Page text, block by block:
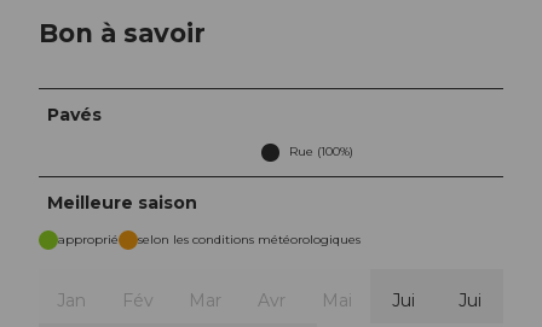
Bon à savoir
Pavés
Rue (100%)
Meilleure saison
approprié selon les conditions météorologiques
Jan Fév Mar Avr Mai Jui Jui